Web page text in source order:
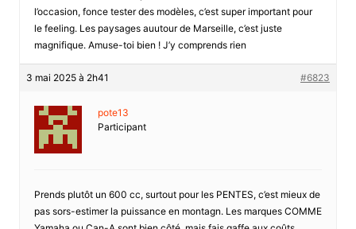
l’occasion, fonce tester des modèles, c’est super important pour
le feeling. Les paysages auutour de Marseille, c’est juste
magnifique. Amuse-toi bien ! J’y comprends rien
3 mai 2025 à 2h41 #6823
pote13
Participant
Prends plutôt un 600 cc, surtout pour les PENTES, c’est mieux de
pas sors-estimer la puissance en montagn. Les marques COMME